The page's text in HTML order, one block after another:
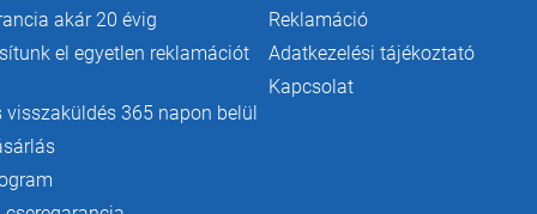
akár 20 évig
el egyetlen reklamációt
visszaküldés 365 napon belül
Reklamáció
Adatkezelési tájékoztató
Kapcsolat